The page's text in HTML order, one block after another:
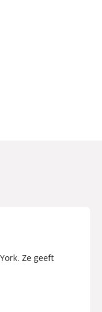
Ze geeft